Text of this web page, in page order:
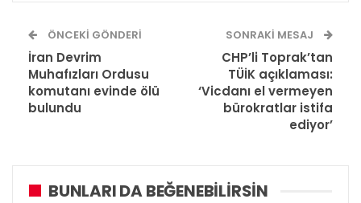
ÖNCEKI GÖNDERI
İran Devrim
Muhafızları Ordusu
komutanı evinde ölü
bulundu
SONRAKI MESAJ
CHP’li Toprak’tan
TÜİK açıklaması:
‘Vicdanı el vermeyen
bürokratlar istifa
ediyor’
BUNLARI DA BEĞENEBILIRSIN